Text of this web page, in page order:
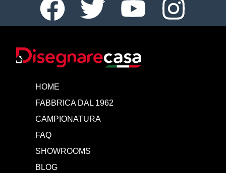
HOME
FABBRICA DAL 1962
CAMPIONATURA
FAQ
SHOWROOMS
BLOG